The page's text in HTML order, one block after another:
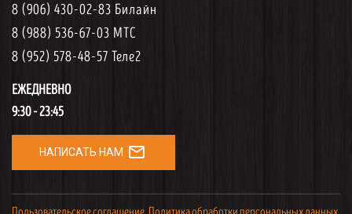
8 (906) 430-02-83 Билайн
8 (988) 536-67-03 МТС
8 (952) 578-48-57 Теле2
ЕЖЕДНЕВНО
9:30 - 23:45
НАПИСАТЬ НАМ mail_outline